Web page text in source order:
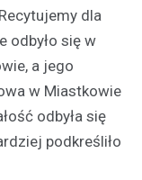
dla
odbyło się w
a jego
w Miastkowie
odbyła się
podkreśliło